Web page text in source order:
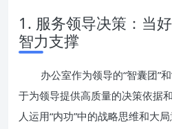
1. 服务领导决策：当
智力支撑
办公室作为领导的“智囊团”
于为领导提供高质量的决策依据
人运用“内功”中的战略思维和大